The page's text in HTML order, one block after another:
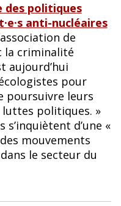
des politiques
anti-nucléaires
de
la criminalité
aujourd’hui
pour
poursuivre leurs
politiques. »
d’une «
mouvements
le secteur du